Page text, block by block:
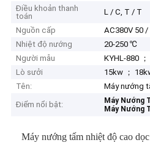
Điều khoản thanh
toán
L / C, T / T
Nguồn cấp
AC380V 50
Nhiệt độ nướng
20-250 ℃
Người mẫu
KYHL-880
Lò sưởi
15kw ；
Tên:
Máy nướng
Điểm nổi bật:
Máy Nướng
Máy Nướng
Máy nướng tấm nhiệt độ cao